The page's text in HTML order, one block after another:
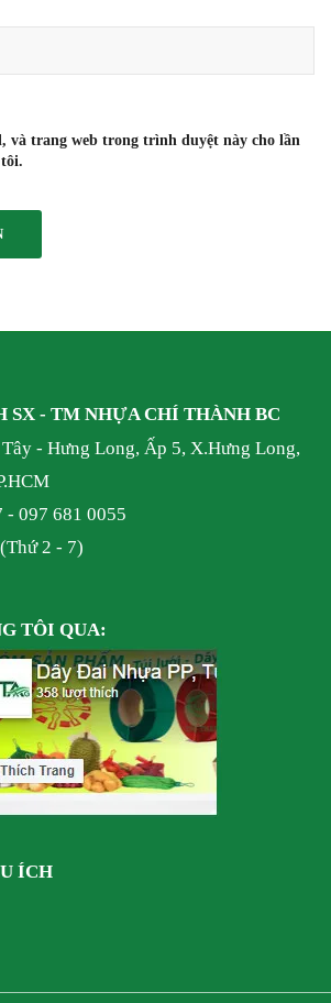
và trang web trong trình duyệt này cho lần
SX - TM NHỰACHÍ THÀNH BC
- Hưng Long, Ấp 5, X.Hưng Long,
- 097 681 0055
2 - 7)
TÔI QUA:
ÍCH